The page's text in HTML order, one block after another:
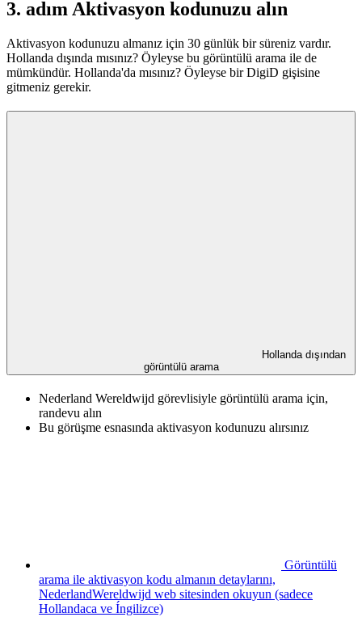
3. adım Aktivasyon kodunuzu alın
Aktivasyon kodunuzu almanız için 30 günlük bir süreniz vardır.
Hollanda dışında mısınız? Öyleyse bu görüntülü arama ile de
mümkündür. Hollanda'da mısınız? Öyleyse bir DigiD gişisine
gitmeniz gerekir.
Hollanda dışından
görüntülü arama
Nederland Wereldwijd görevlisiyle görüntülü arama için,
randevu alın
Bu görüşme esnasında aktivasyon kodunuzu alırsınız
Görüntülü
arama ile aktivasyon kodu almanın detaylarını,
NederlandWereldwijd web sitesinden okuyun (sadece
Hollandaca ve Íngilizce)